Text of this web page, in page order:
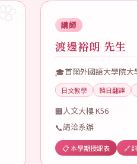
講師
渡邊裕朗 先生
🎓首爾外國語大學院
日文教學 韓日翻譯
🏢人文大樓 K56
📞請洽系辦
📋 本學期授課表 🔗